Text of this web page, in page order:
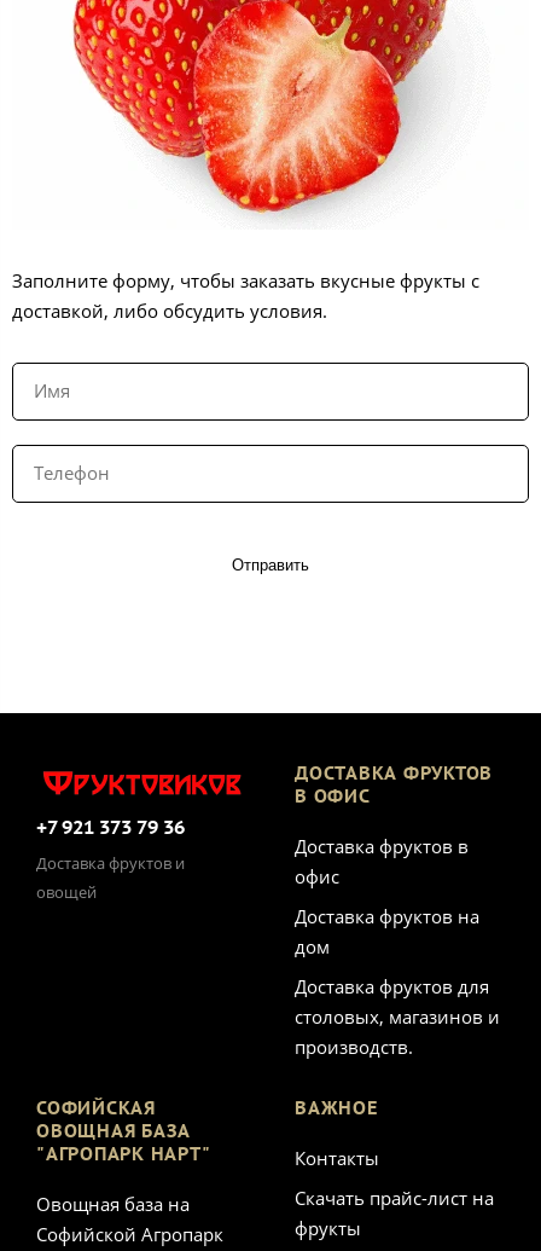
Заполните форму, чтобы заказать вкусные фрукты с
доставкой, либо обсудить условия.
Отправить
+7 921 373 79 36
Доставка фруктов и
овощей
ДОСТАВКА ФРУКТОВ
В ОФИС
Доставка фруктов в
офис
Доставка фруктов на
дом
Доставка фруктов для
столовых, магазинов и
производств.
СОФИЙСКАЯ
ОВОЩНАЯ БАЗА
"АГРОПАРК НАРТ"
Овощная база на
Софийской Агропарк
ВАЖНОЕ
Контакты
Скачать прайс-лист на
фрукты